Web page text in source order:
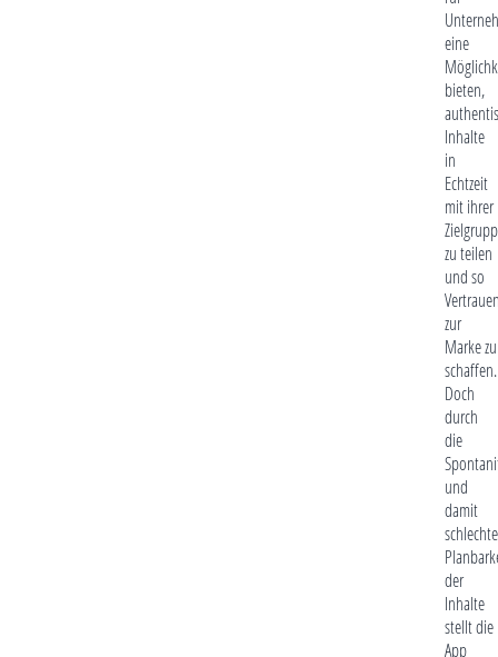
eine
bieten,
Inhalte
in
Echtzeit
mit ihrer
zu teilen
und so
zur
Marke zu
schaffen.
Doch
durch
die
und
damit
schlechte
der
Inhalte
stellt die
App